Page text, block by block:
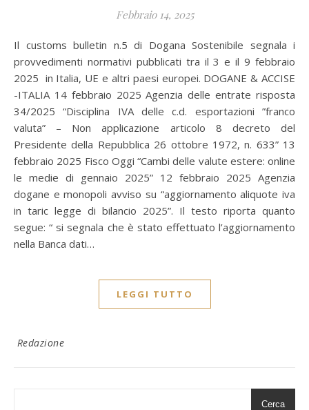
Febbraio 14, 2025
Il customs bulletin n.5 di Dogana Sostenibile segnala i
provvedimenti normativi pubblicati tra il 3 e il 9 febbraio
2025 in Italia, UE e altri paesi europei. DOGANE & ACCISE
-ITALIA 14 febbraio 2025 Agenzia delle entrate risposta
34/2025 “Disciplina IVA delle c.d. esportazioni ”franco
valuta” – Non applicazione articolo 8 decreto del
Presidente della Repubblica 26 ottobre 1972, n. 633” 13
febbraio 2025 Fisco Oggi “Cambi delle valute estere: online
le medie di gennaio 2025” 12 febbraio 2025 Agenzia
dogane e monopoli avviso su “aggiornamento aliquote iva
in taric legge di bilancio 2025”. Il testo riporta quanto
segue: “ si segnala che è stato effettuato l’aggiornamento
nella Banca dati…
LEGGI TUTTO
Redazione
Cerca